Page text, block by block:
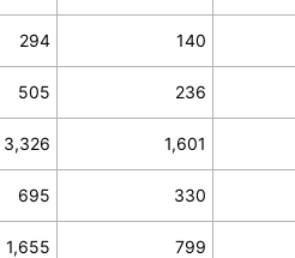
294 140
505 236
3,326 1,601
695 330
1,655 799